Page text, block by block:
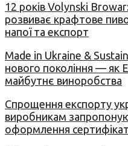
12 років Volynski
розвиває крафтове
напої та експорт
Made in Ukraine &
нового покоління — як
майбутнє виноробства
Спрощення експорту
виробникам
оформлення